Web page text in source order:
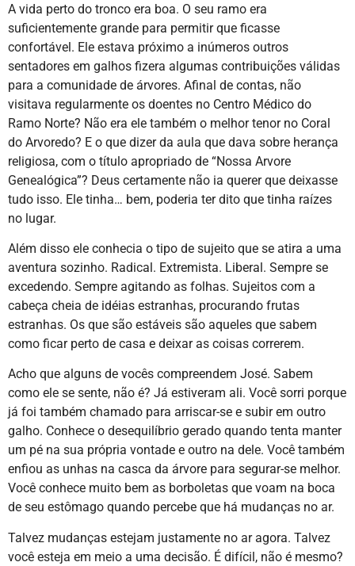
A vida perto do tronco era boa. O seu ramo era
suficientemente grande para permitir que ficasse
confortável. Ele estava próximo a inúmeros outros
sentadores em galhos fizera algumas contribuições válidas
para a comunidade de árvores. Afinal de contas, não
visitava regularmente os doentes no Centro Médico do
Ramo Norte? Não era ele também o melhor tenor no Coral
do Arvoredo? E o que dizer da aula que dava sobre herança
religiosa, com o título apropriado de “Nossa Arvore
Genealógica”? Deus certamente não ia querer que deixasse
tudo isso. Ele tinha… bem, poderia ter dito que tinha raízes
no lugar.
Além disso ele conhecia o tipo de sujeito que se atira a uma
aventura sozinho. Radical. Extremista. Liberal. Sempre se
excedendo. Sempre agitando as folhas. Sujeitos com a
cabeça cheia de idéias estranhas, procurando frutas
estranhas. Os que são estáveis são aqueles que sabem
como ficar perto de casa e deixar as coisas correrem.
Acho que alguns de vocês compreendem José. Sabem
como ele se sente, não é? Já estiveram ali. Você sorri porque
já foi também chamado para arriscar-se e subir em outro
galho. Conhece o desequilíbrio gerado quando tenta manter
um pé na sua própria vontade e outro na dele. Você também
enfiou as unhas na casca da árvore para segurar-se melhor.
Você conhece muito bem as borboletas que voam na boca
de seu estômago quando percebe que há mudanças no ar.
Talvez mudanças estejam justamente no ar agora. Talvez
você esteja em meio a uma decisão. É difícil, não é mesmo?